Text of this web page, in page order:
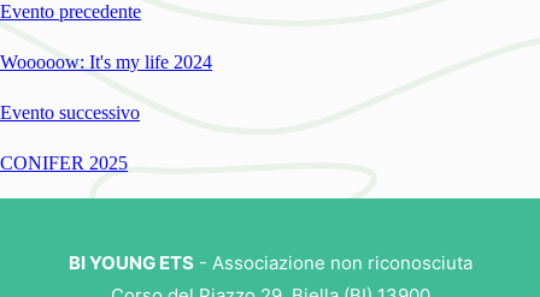
Evento precedente
Wooooow: It's my life 2024
Evento successivo
CONIFER 2025
BI YOUNG ETS- Associazione non riconosciuta